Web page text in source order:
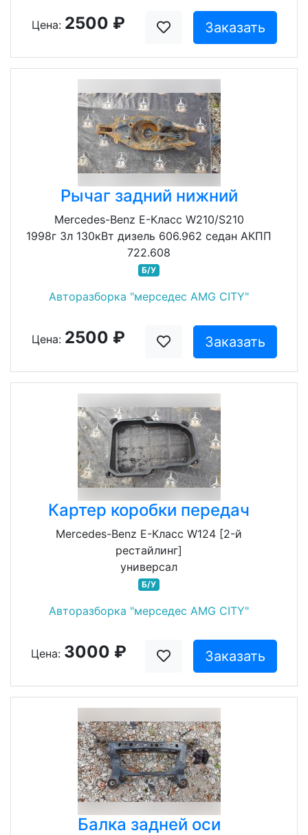
Цена: 2500 ₽ Заказать
Рычаг задний нижний
Mercedes-Benz E-Класс W210/S210
1998г 3л 130кВт дизель 606.962 седан АКПП
722.608
Б/У
Авторазборка "мерседес AMG CITY"
Цена: 2500 ₽ Заказать
Картер коробки передач
Mercedes-Benz E-Класс W124 [2-й
рестайлинг]
универсал
Б/У
Авторазборка "мерседес AMG CITY"
Цена: 3000 ₽ Заказать
Балка задней оси